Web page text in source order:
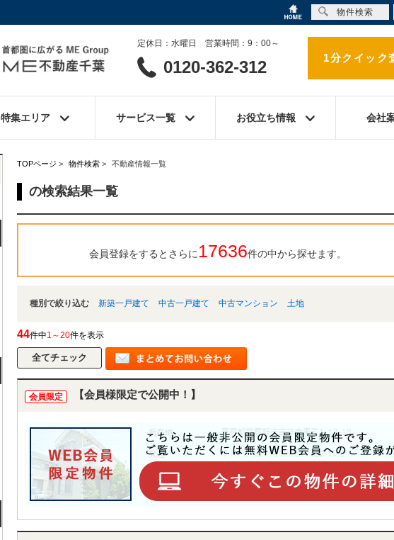
定休日：水曜日 営業時間：9：00～
0120-362-312 1分クイック
特集エリア サービス一覧 お役立ち情報 会社
TOPページ > 物件検索 > 不動産情報一覧
の検索結果一覧
会員登録をするとさらに 17636件の中から探せます。
種別で絞り込む 新築一戸建て 中古一戸建て 中古マンション 土地
44件中1～20件を表示
会員限定 【会員様限定で公開中！】
物件検索